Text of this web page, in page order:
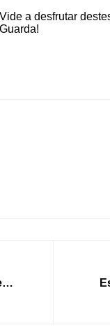
Vide a desfrutar
Guarda!